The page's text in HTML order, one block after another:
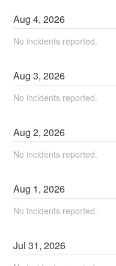
Aug4,2026
No incidents reported.
Aug3,2026
No incidents reported.
Aug2,2026
No incidents reported.
Aug 1,2026
No incidents reported.
Jul31,2026